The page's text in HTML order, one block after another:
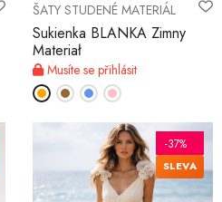
ŠATY STUDENÉ MATERIÁL
Sukienka BLANKA Zimny
Materiał
Musíte se přihlásit
-37%
SLEVA